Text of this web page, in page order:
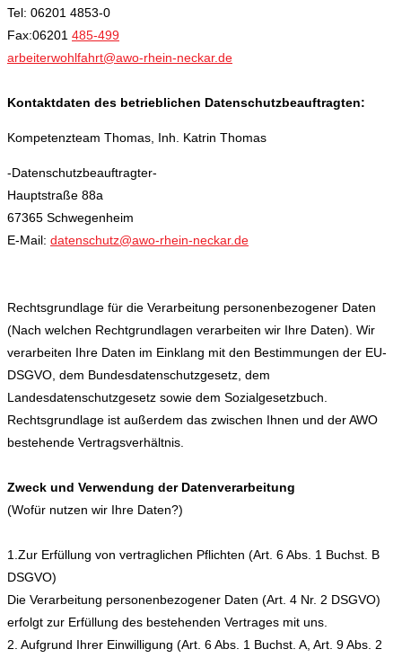
Tel: 06201 4853-0
Fax:06201 485-499
arbeiterwohlfahrt@awo-rhein-neckar.de
Kontaktdaten des betrieblichen Datenschutzbeauftragten:
Kompetenzteam Thomas, Inh. Katrin Thomas
-Datenschutzbeauftragter-
Hauptstraße 88a
67365 Schwegenheim
E-Mail: datenschutz@awo-rhein-neckar.de
Rechtsgrundlage für die Verarbeitung personenbezogener Daten
(Nach welchen Rechtgrundlagen verarbeiten wir Ihre Daten). Wir
verarbeiten Ihre Daten im Einklang mit den Bestimmungen der EU-
DSGVO, dem Bundesdatenschutzgesetz, dem
Landesdatenschutzgesetz sowie dem Sozialgesetzbuch.
Rechtsgrundlage ist außerdem das zwischen Ihnen und der AWO
bestehende Vertragsverhältnis.
Zweck und Verwendung der Datenverarbeitung
(Wofür nutzen wir Ihre Daten?)
1.Zur Erfüllung von vertraglichen Pflichten (Art. 6 Abs. 1 Buchst. B
DSGVO)
Die Verarbeitung personenbezogener Daten (Art. 4 Nr. 2 DSGVO)
erfolgt zur Erfüllung des bestehenden Vertrages mit uns.
2. Aufgrund Ihrer Einwilligung (Art. 6 Abs. 1 Buchst. A, Art. 9 Abs. 2